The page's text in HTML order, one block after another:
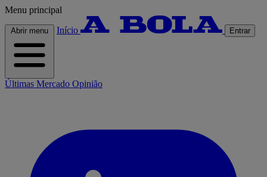
Menu principal
Abrir menu Início Entrar
Últimas Mercado Opinião